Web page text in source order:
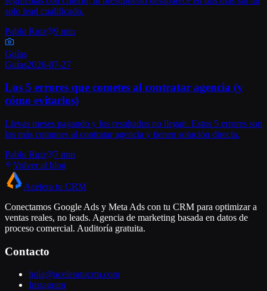
solo lead cualificado.
Pablo Ruiz
9 min
Guías
Guías2026-07-27
Los 5 errores que cometes al contratar agencia (y
cómo evitarlos)
Llevas meses pagando y los resultados no llegan. Estos 5 errores son
los más comunes al contratar agencia y tienen solución directa.
Pablo Ruiz
7 min
Volver al blog
Acelera tu CRM
Conectamos Google Ads y Meta Ads con tu CRM para optimizar a
ventas reales, no leads. Agencia de marketing basada en datos de
proceso comercial. Auditoría gratuita.
Contacto
hola@aceleratucrm.com
Instagram